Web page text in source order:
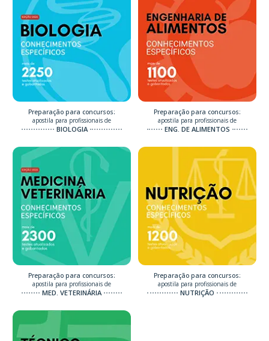
Preparação para concursos:
apostila para profissionais de
BIOLOGIA
Preparação para concursos:
apostila para profissionais de
ENG. DE ALIMENTOS
Preparação para concursos:
apostila para profissionais de
MED. VETERINÁRIA
Preparação para concursos:
apostila para profissionais de
NUTRIÇÃO